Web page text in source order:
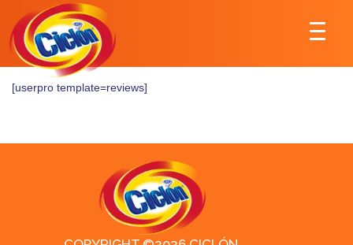
[userpro template=reviews]